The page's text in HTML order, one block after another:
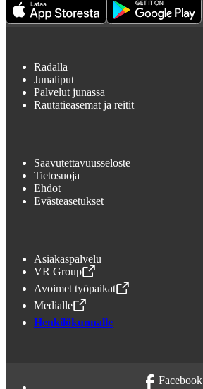
Radalla
Junaliput
Palvelut junassa
Rautatieasemat ja reitit
Saavutettavuusseloste
Tietosuoja
Ehdot
Evästeasetukset
Asiakaspalvelu
VR Group
,Avataan uudessa välilehdessä
Avoimet työpaikat
,Avataan uudessa välilehdessä
Medialle
,Avataan uudessa välilehdessä
Henkilökunnalle
Facebook